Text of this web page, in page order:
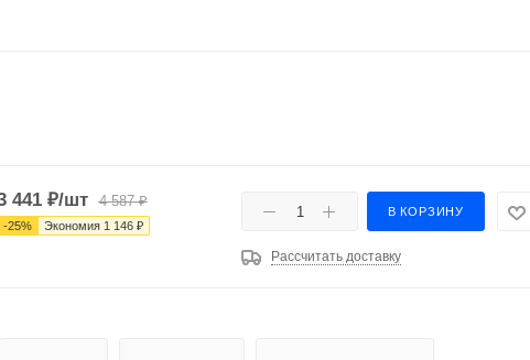
441₽/шт 4 587₽
-25% Экономия 1 146₽
В КОРЗИНУ
Рассчитать доставку